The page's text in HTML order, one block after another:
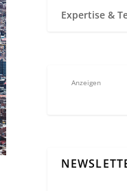
Expertise &
Anzeigen